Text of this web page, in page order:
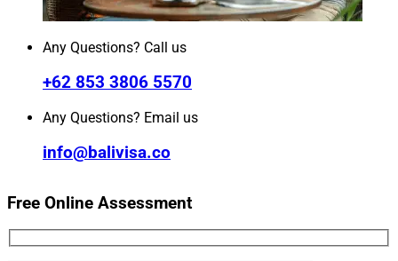
Any Questions? Call us
+62 853 3806 5570
Any Questions? Email us
info@balivisa.co
Free Online Assessment